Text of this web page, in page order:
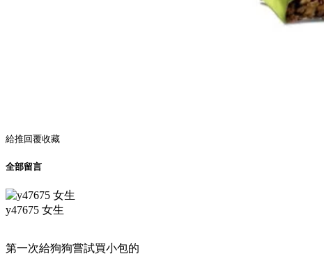
給推回覆收藏
全部留言
y47675 女生
第一次給狗狗嘗試買小包的